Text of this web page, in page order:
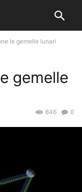
le gemelle lunari
gemelle
0
846